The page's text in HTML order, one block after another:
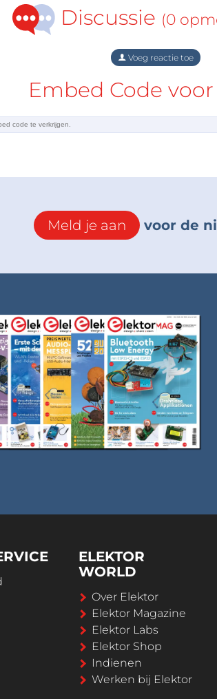
Discussie (0
Voeg reactie toe
Embed Code
Meld je aan voor de
ELEKTOR
WORLD
Over Elektor
Elektor Magazine
Elektor Labs
Elektor Shop
Indienen
Werken bij Elektor